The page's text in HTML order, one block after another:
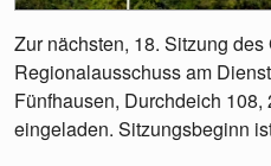
Zur nächsten, 18. Sitzung des
Regionalausschuss am
Fünfhausen, Durchdeich
eingeladen. Sitzungsbeginn